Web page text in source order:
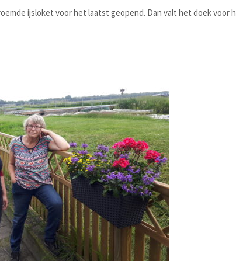
ijsloket voor het laatst geopend. Dan valt het doek voor